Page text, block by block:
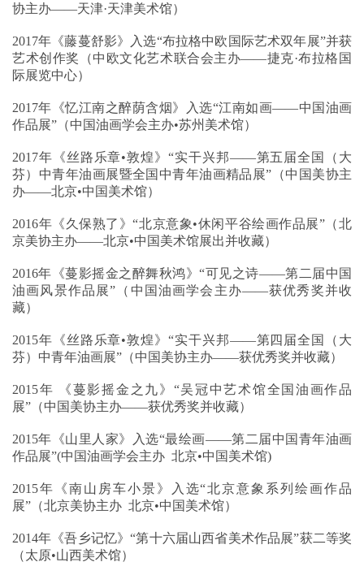
协主办——天津·天津美术馆）
2017年《藤蔓舒影》入选“布拉格中欧国际艺术双年展”并获
艺术创作奖（中欧文化艺术联合会主办——捷克·布拉格国
际展览中心）
2017年《忆江南之醉荫含烟》入选“江南如画——中国油画
作品展”（中国油画学会主办•苏州美术馆）
2017年《丝路乐章•敦煌》“实干兴邦——第五届全国（大
芬）中青年油画展暨全国中青年油画精品展”（中国美协主
办——北京•中国美术馆）
2016年《久保熟了》“北京意象•休闲平谷绘画作品展”（北
京美协主办——北京•中国美术馆展出并收藏）
2016年《蔓影摇金之醉舞秋鸿》“可见之诗——第二届中国
油画风景作品展”（中国油画学会主办——获优秀奖并收
藏）
2015年《丝路乐章•敦煌》“实干兴邦——第四届全国（大
芬）中青年油画展”（中国美协主办——获优秀奖并收藏）
2015年 《蔓影摇金之九》“吴冠中艺术馆全国油画作品
展”（中国美协主办——获优秀奖并收藏）
2015年《山里人家》入选“最绘画——第二届中国青年油画
作品展”(中国油画学会主办 北京•中国美术馆)
2015年《南山房车小景》入选“北京意象系列绘画作品
展”（北京美协主办 北京•中国美术馆）
2014年《吾乡记忆》“第十六届山西省美术作品展”获二等奖
（太原•山西美术馆）